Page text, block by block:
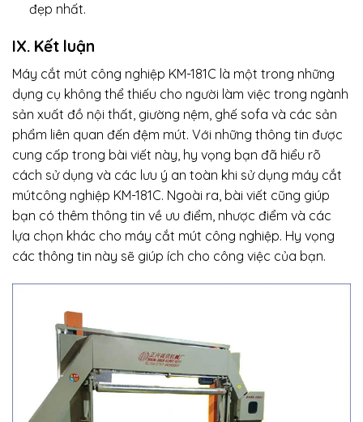
đẹp nhất.
IX. Kết luận
Máy cắt mút công nghiệp KM-181C là một trong những
dụng cụ không thể thiếu cho người làm việc trong ngành
sản xuất đồ nội thất, giường nệm, ghế sofa và các sản
phẩm liên quan đến đệm mút. Với những thông tin được
cung cấp trong bài viết này, hy vọng bạn đã hiểu rõ
cách sử dụng và các lưu ý an toàn khi sử dụng máy cắt
mútcông nghiệp KM-181C. Ngoài ra, bài viết cũng giúp
bạn có thêm thông tin về ưu điểm, nhược điểm và các
lựa chọn khác cho máy cắt mút công nghiệp. Hy vọng
các thông tin này sẽ giúp ích cho công việc của bạn.